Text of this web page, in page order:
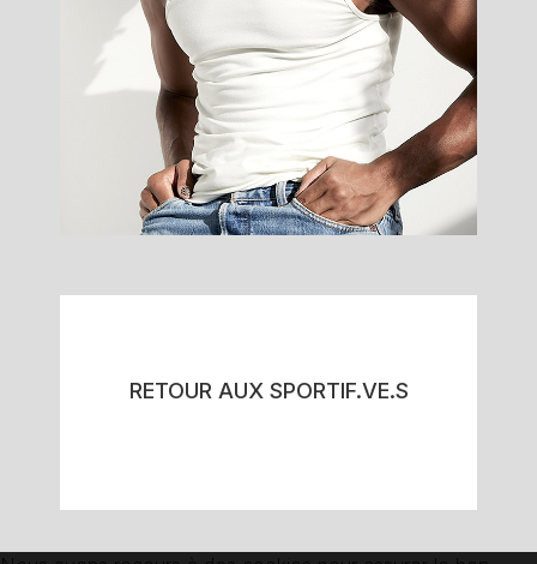
RETOUR AUX SPORTIF.VE.S